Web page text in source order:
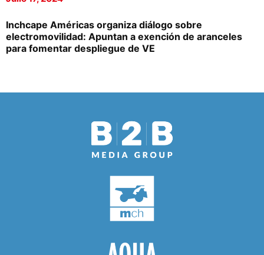
Inchcape Américas organiza diálogo sobre
electromovilidad: Apuntan a exención de aranceles
para fomentar despliegue de VE